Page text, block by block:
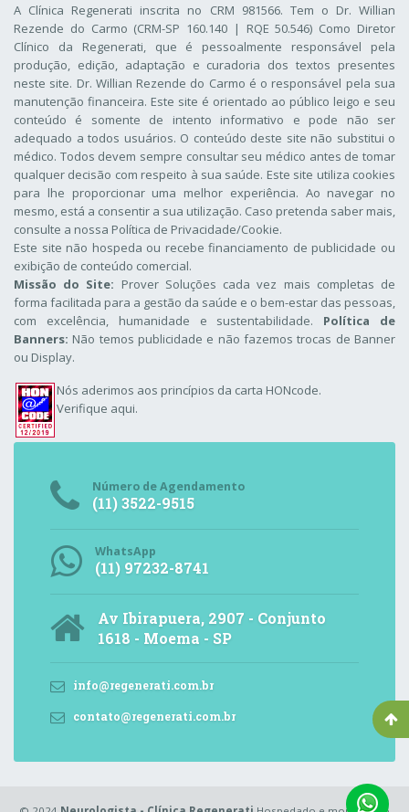
A Clínica Regenerati inscrita no CRM 981566. Tem o Dr. Willian
Rezende do Carmo (CRM-SP 160.140 | RQE 50.546) Como Diretor
Clínico da Regenerati, que é pessoalmente responsável pela
produção, edição, adaptação e curadoria dos textos presentes
neste site. Dr. Willian Rezende do Carmo é o responsável pela sua
manutenção financeira. Este site é orientado ao público leigo e seu
conteúdo é somente de intento informativo e pode não ser
adequado a todos usuários. O conteúdo deste site não substitui o
médico. Todos devem sempre consultar seu médico antes de tomar
qualquer decisão com respeito à sua saúde. Este site utiliza cookies
para lhe proporcionar uma melhor experiência. Ao navegar no
mesmo, está a consentir a sua utilização. Caso pretenda saber mais,
consulte a nossa Política de Privacidade/Cookie.
Este site não hospeda ou recebe financiamento de publicidade ou
exibição de conteúdo comercial.
Missão do Site: Prover Soluções cada vez mais completas de
forma facilitada para a gestão da saúde e o bem-estar das pessoas,
com excelência, humanidade e sustentabilidade. Política de
Banners: Não temos publicidade e não fazemos trocas de Banner
ou Display.
Nós aderimos aos princípios da carta HONcode.
Verifique aqui.
Número de Agendamento
(11) 3522-9515
WhatsApp
(11) 97232-8741
Av Ibirapuera, 2907 - Conjunto
1618 - Moema - SP
info@regenerati.com.br
contato@regenerati.com.br